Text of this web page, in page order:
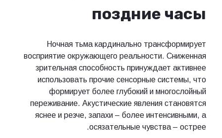
поздние часы
Ночная тьма кардинально трансформирует
восприятие окружающего реальности. Сниженная
зрительная способность принуждает активнее
использовать прочие сенсорные системы, что
формирует более глубокий и многослойный
переживание. Акустические явления становятся
яснее и резче, запахи – более интенсивными, а
осязательные чувства – острее.